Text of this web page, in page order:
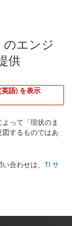
のエンジ
供
語) を表示
って「現状のま
図するものではあ
合わせは、 TI サ